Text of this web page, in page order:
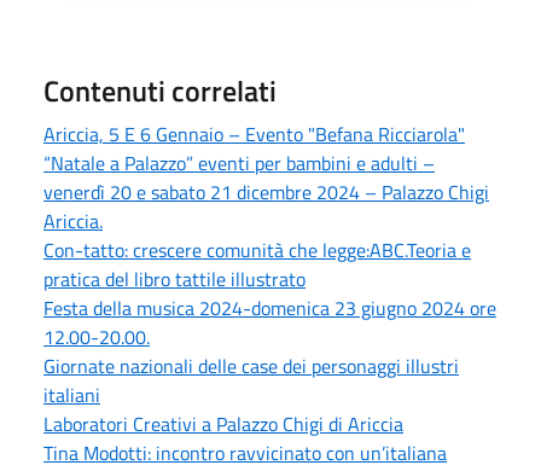
Contenuti correlati
Ariccia, 5 E 6 Gennaio – Evento "Befana Ricciarola"
“Natale a Palazzo” eventi per bambini e adulti –
venerdì 20 e sabato 21 dicembre 2024 – Palazzo Chigi
Ariccia.
Con-tatto: crescere comunità che legge:ABC.Teoria e
pratica del libro tattile illustrato
Festa della musica 2024-domenica 23 giugno 2024 ore
12.00-20.00.
Giornate nazionali delle case dei personaggi illustri
italiani
Laboratori Creativi a Palazzo Chigi di Ariccia
Tina Modotti: incontro ravvicinato con un’italiana